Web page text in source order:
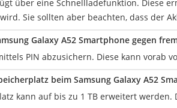
über eine Schnellladefunktion. Diese
Sie sollten aber beachten, dass der
Galaxy A52 Smartphone gegen
PIN abzusichern. Diese kann vorab
beim Samsung Galaxy A52
kann auf bis zu 1 TB erweitert